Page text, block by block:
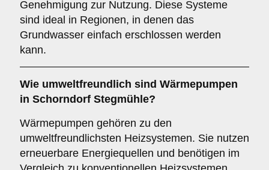
Genehmigung zur Nutzung. Diese Systeme
sind ideal in Regionen, in denen das
Grundwasser einfach erschlossen werden
kann.
Wie umweltfreundlich sind Wärmepumpen
in Schorndorf Stegmühle?
Wärmepumpen gehören zu den
umweltfreundlichsten Heizsystemen. Sie nutzen
erneuerbare Energiequellen und benötigen im